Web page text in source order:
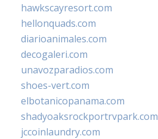
hawkscayresort.com
hellonquads.com
diarioanimales.com
decogaleri.com
unavozparadios.com
shoes-vert.com
elbotanicopanama.com
shadyoaksrockportrvpark.com
jccoinlaundry.com